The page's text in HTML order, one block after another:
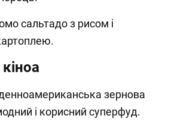
сальтадо з рисом і
зернова
і корисний суперфуд.